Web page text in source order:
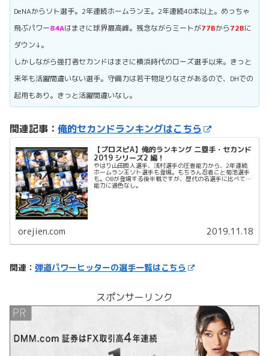
DeNAからソト選手。2年連続ホームラン王。2年連続40本以上。めっちゃ
飛ぶパワー84Aはまさに球界最高峰。残念ながらミートが77Bから72Bに
ダウン↓。
しかしながら強打者セカンドはまさに横浜時代のローズ選手以来。きっと
来年も活躍間違いない選手。守備力は若干物足りなさがあるので、DHでの
起用もあり。きっと活躍間違いなし。
関連記事： 俺的セカンドランキングはこちら
【プロスピA】俺的ランキング 二塁手・セカンド
2019 シリーズ2 編！
やはり山田哲人選手、浅村選手の圧巻能力から、2年連続
ホームラン王ソト選手も登場。もちろん忍者こと菊池選手
も。OBが登場する後半戦ですが、歴代の名選手に比べても
能力に遜色なし。
orejien.com 2019.11.18
関連： 弾道パワーヒッターの選手一覧はこちら
スポンサーリンク